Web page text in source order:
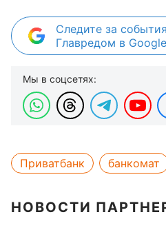
Следите за
Главредом в
Мы в соцсетях:
Приватбанк банкомат
НОВОСТИ